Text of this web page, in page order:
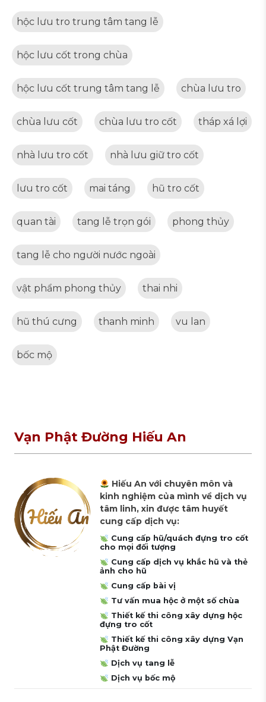
hộc lưu tro trung tâm tang lễ
hộc lưu cốt trong chùa
hộc lưu cốt trung tâm tang lễ chùa lưu tro
chùa lưu cốt chùa lưu tro cốt tháp xá lợi
nhà lưu tro cốt nhà lưu giữ tro cốt
lưu tro cốt mai táng hũ tro cốt
quan tài tang lễ trọn gói phong thủy
tang lễ cho người nước ngoài
vật phẩm phong thủy thai nhi
hũ thú cưng thanh minh vu lan
bốc mộ
Vạn Phật Đường Hiếu An
Hiếu An với chuyên môn và
kinh nghiệm của mình về dịch vụ
tâm linh, xin được tâm huyết
cung cấp dịch vụ:
Cung cấp hũ/quách đựng tro cốt
cho mọi đối tượng
Cung cấp dịch vụ khắc hũ và thẻ
ảnh cho hũ
Cung cấp bài vị
Tư vấn mua hộc ở một số chùa
Thiết kế thi công xây dựng hộc
đựng tro cốt
Thiết kế thi công xây dựng Vạn
Phật Đường
Dịch vụ tang lễ
Dịch vụ bốc mộ